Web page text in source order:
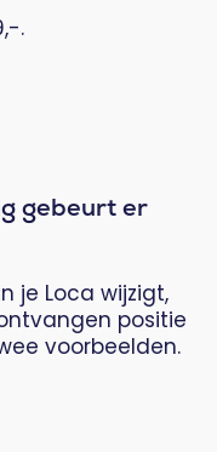
.
gebeurt er
je Loca wijzigt,
positie
voorbeelden.